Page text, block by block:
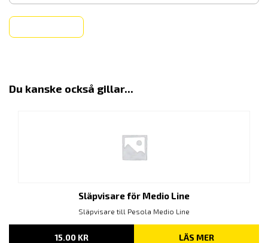
Du kanske också gillar...
Släpvisare för Medio Line
Släpvisare till Pesola Medio Line
15.00 KR LÄS MER